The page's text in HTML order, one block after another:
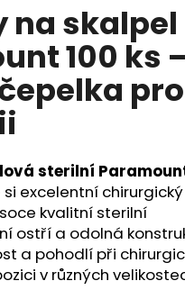
na skalpel
100 ks
pro
sterilní
excelentní chirurgický
kvalitní sterilní
ostří a odolná
a pohodlí při
v různých